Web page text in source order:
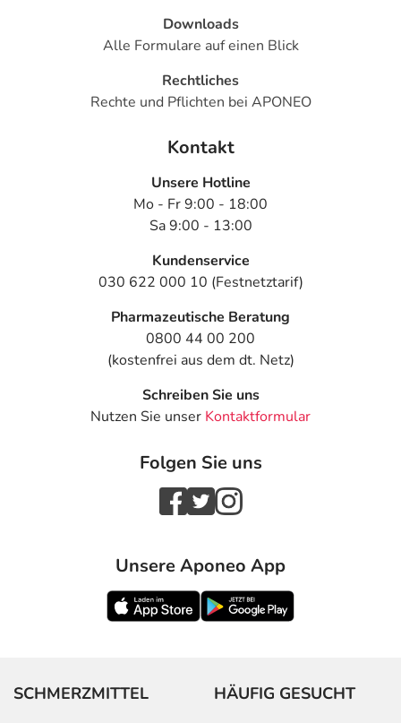
Downloads
Alle Formulare auf einen Blick
Rechtliches
Rechte und Pflichten bei APONEO
Kontakt
Unsere Hotline
Mo - Fr 9:00 - 18:00
Sa 9:00 - 13:00
Kundenservice
030 622 000 10 (Festnetztarif)
Pharmazeutische Beratung
0800 44 00 200
(kostenfrei aus dem dt. Netz)
Schreiben Sie uns
Nutzen Sie unser Kontaktformular
Folgen Sie uns
Unsere Aponeo App
SCHMERZMITTEL HÄUFIG GESUCHT